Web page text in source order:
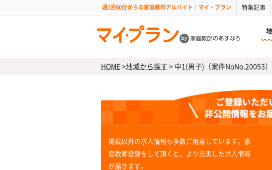
週1回60分からの家庭教師アルバイト｜マイ・プラン 特集記事
HOME>地域から探す >中1(男子)（案件NoNo.20053）
掲載以外の求人情報も多数ご用意しています。家
庭教師登録をして頂くと、より充実した求人情報
が届きます。